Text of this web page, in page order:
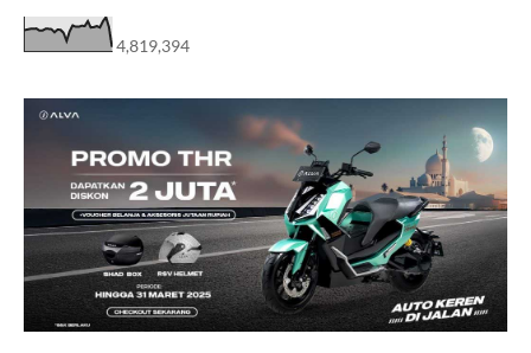
4,819,394